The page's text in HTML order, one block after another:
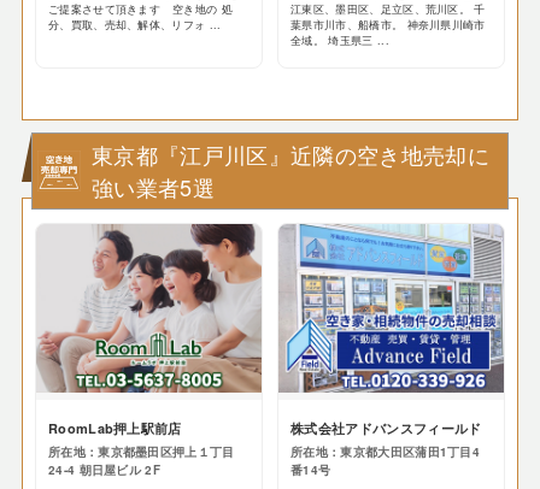
ご提案させて頂きます 空き地の 処
分、買取、売却、解体、リフォ ...
江東区、墨田区、足立区、荒川区。 千
葉県市川市、船橋市。 神奈川県川崎市
全域。 埼玉県三 ...
東京都『江戸川区』近隣の空き地売却に
強い業者5選
RoomLab押上駅前店
所在地：東京都墨田区押上１丁目
24-4 朝日屋ビル 2F
株式会社アドバンスフィールド
所在地：東京都大田区蒲田1丁目4
番14号